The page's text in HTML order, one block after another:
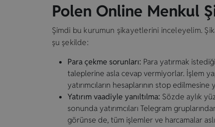
Polen Online Menkul
Şimdi bu kurumun şikayetlerini inceleyelim.
şu şekilde:
Para çekme sorunları: Para yatırmak
taleplerine asla cevap vermiyorlar. İşlem
yatırımcıların hesaplarının stop edilmesine
Yatırım vaadiyle yanıltılma: Sözde aylık
sonunda yatırımcıları Telegram
görünse de, tüm işlemler ve harcamalar